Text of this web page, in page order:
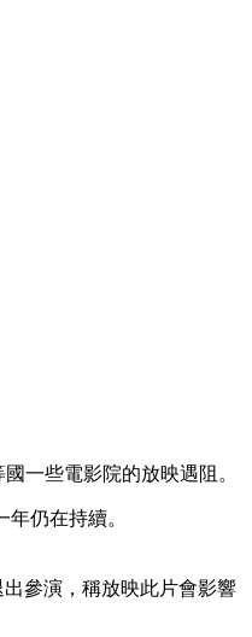
一些電影院的放映遇阻。
仍在持續。
參演，稱放映此片會影響